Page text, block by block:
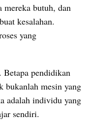
mereka butuh, dan
kesalahan.
yang
Betapa pendidikan
bukanlah mesin yang
adalah individu yang
sendiri.